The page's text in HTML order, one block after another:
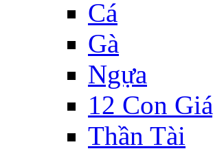
Cá
Gà
Ngựa
12 Con
Thần Tài